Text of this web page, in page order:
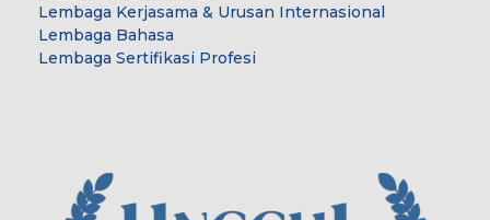
Lembaga Kerjasama & Urusan Internasional
Lembaga Bahasa
Lembaga Sertifikasi Profesi